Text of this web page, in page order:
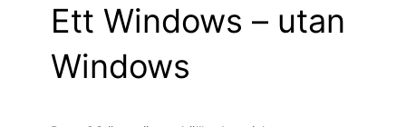
Ett Windows – utan
Windows